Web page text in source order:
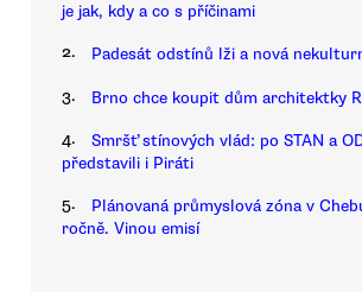
je jak, kdy a co s příčinami
2. Padesát odstínů lži a nová
3. Brno chce koupit dům architektky
4.
Smršť stínových vlád: po STAN a
představili i Piráti
5.
Plánovaná průmyslová zóna v
ročně. Vinou emisí